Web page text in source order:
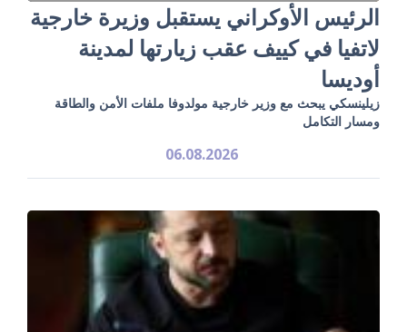
الرئيس الأوكراني يستقبل وزيرة خارجية
لاتفيا في كييف عقب زيارتها لمدينة
أوديسا
زيلينسكي يبحث مع وزير خارجية مولدوفا ملفات الأمن والطاقة
ومسار التكامل
06.08.2026